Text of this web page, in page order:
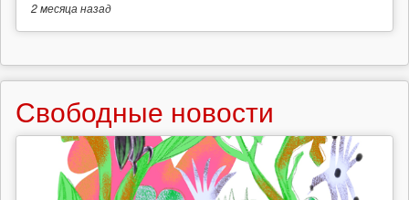
2 месяцаназад
Свободные новости